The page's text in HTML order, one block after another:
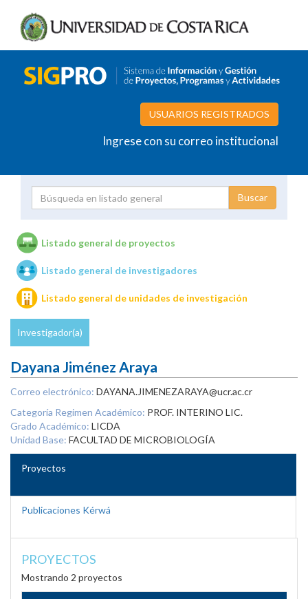
USUARIOS REGISTRADOS
Ingrese con su correo institucional
Unidades de investigación
Listado general de proyectos
Listado general de investigadores
Listado general de unidades de investigación
Investigador(a)
Dayana Jiménez Araya
Correo electrónico: DAYANA.JIMENEZARAYA@ucr.ac.cr
Categoría Regimen Académico: PROF. INTERINO LIC.
Grado Académico: LICDA
Unidad Base: FACULTAD DE MICROBIOLOGÍA
Proyectos
Publicaciones Kérwá
PROYECTOS
Mostrando 2 proyectos